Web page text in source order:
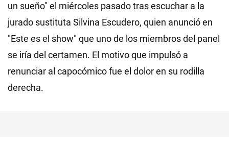
un sueño" el miércoles pasado tras escuchar a la
jurado sustituta Silvina Escudero, quien anunció en
"Este es el show" que uno de los miembros del panel
se iría del certamen. El motivo que impulsó a
renunciar al capocómico fue el dolor en su rodilla
derecha.